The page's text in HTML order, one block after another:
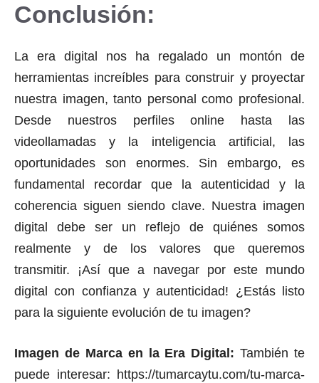
Conclusión:
La era digital nos ha regalado un montón de
herramientas increíbles para construir y proyectar
nuestra imagen, tanto personal como profesional.
Desde nuestros perfiles online hasta las
videollamadas y la inteligencia artificial, las
oportunidades son enormes. Sin embargo, es
fundamental recordar que la autenticidad y la
coherencia siguen siendo clave. Nuestra imagen
digital debe ser un reflejo de quiénes somos
realmente y de los valores que queremos
transmitir. ¡Así que a navegar por este mundo
digital con confianza y autenticidad! ¿Estás listo
para la siguiente evolución de tu imagen?
Imagen de Marca en la Era Digital:También te
puede interesar: https://tumarcaytu.com/tu-marca-